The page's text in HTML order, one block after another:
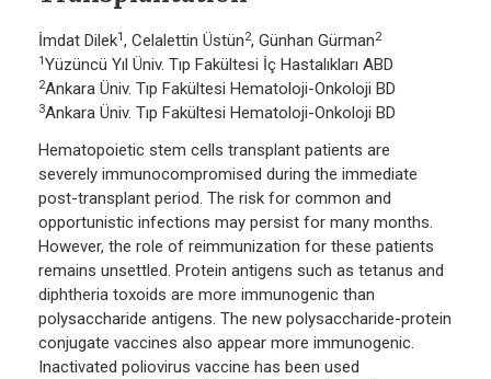
İmdat Dilek1, Celalettin Üstün2, Günhan Gürman2
1Yüzüncü Yıl Üniv. Tıp Fakültesi İç Hastalıkları ABD
2Ankara Üniv. Tıp Fakültesi Hematoloji-Onkoloji BD
3Ankara Üniv. Tıp Fakültesi Hematoloji-Onkoloji BD
Hematopoietic stem cells transplant patients are
severely immunocompromised during the immediate
post-transplant period. The risk for common and
opportunistic infections may persist for many months.
However, the role of reimmunization for these patients
remains unsettled. Protein antigens such as tetanus and
diphtheria toxoids are more immunogenic than
polysaccharide antigens. The new polysaccharide-protein
conjugate vaccines also appear more immunogenic.
Inactivated poliovirus vaccine has been used